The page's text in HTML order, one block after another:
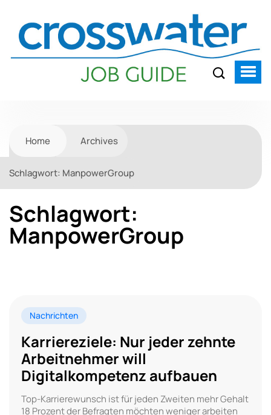
Home Archives
Schlagwort: ManpowerGroup
Schlagwort:
ManpowerGroup
Nachrichten
Karriereziele: Nur jeder zehnte
Arbeitnehmer will
Digitalkompetenz aufbauen
Top-Karrierewunsch ist für jeden Zweiten mehr Gehalt
18 Prozent der Befragten möchten weniger arbeiten